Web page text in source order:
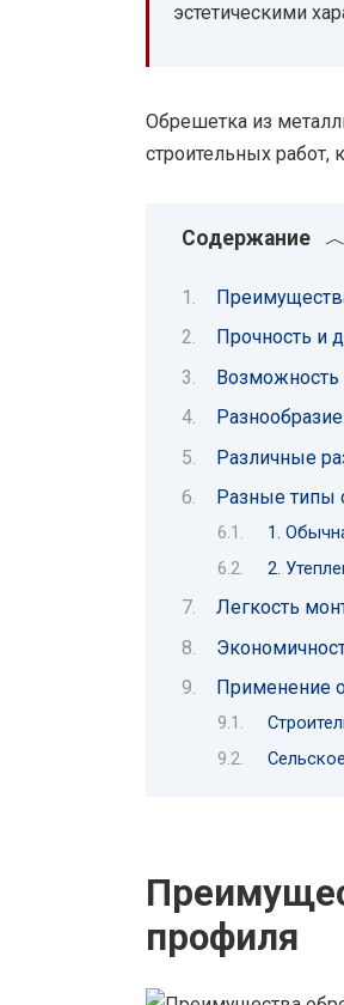
эстетическими
Обрешетка из
строительных работ,
Содержание
Прочность и
Возможность
Различные
Разные типы
1.
2.
Легкость
Применение
профиля